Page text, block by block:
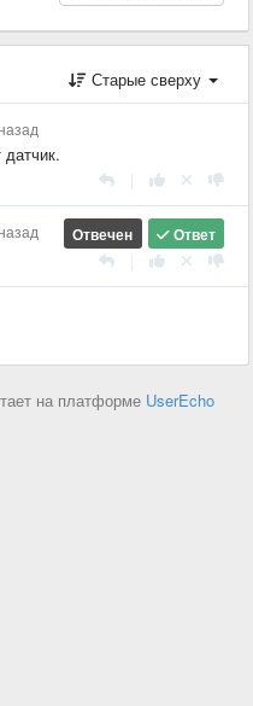
Старые сверху
Ответ
Отвечен
на платформе UserEcho